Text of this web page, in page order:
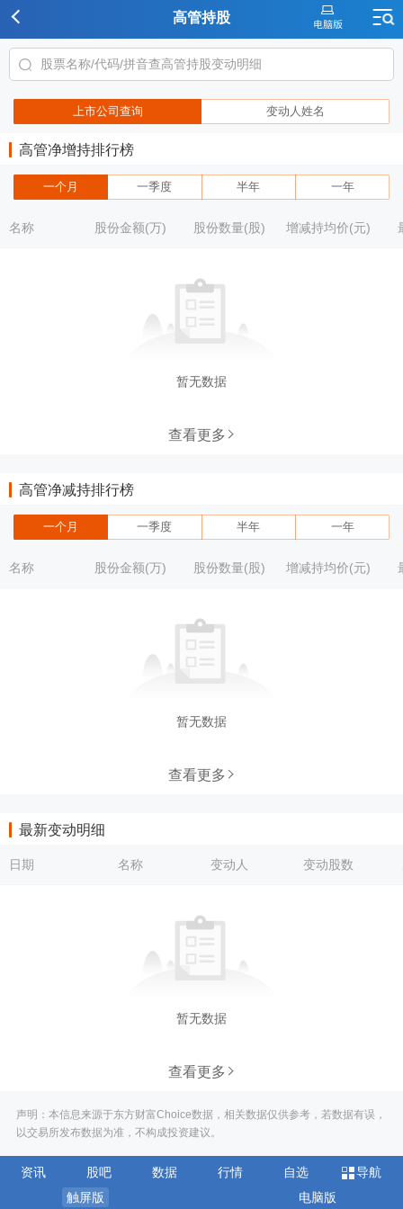
高管持股
上市公司查询 变动人姓名
高管净增持排行榜
一个月 一季度 半年 一年
名称 股份金额(万) 股份数量(股) 增减持均价(元)
暂无数据
查看更多
高管净减持排行榜
一个月 一季度 半年 一年
名称 股份金额(万) 股份数量(股) 增减持均价(元)
暂无数据
查看更多
最新变动明细
日期 名称 变动人 变动股数
暂无数据
查看更多
声明：本信息来源于东方财富Choice数据，相关数据仅供参考，若数据有误，
以交易所发布数据为准，不构成投资建议。
资讯 股吧 数据 行情 自选
导航
触屏版
电脑版